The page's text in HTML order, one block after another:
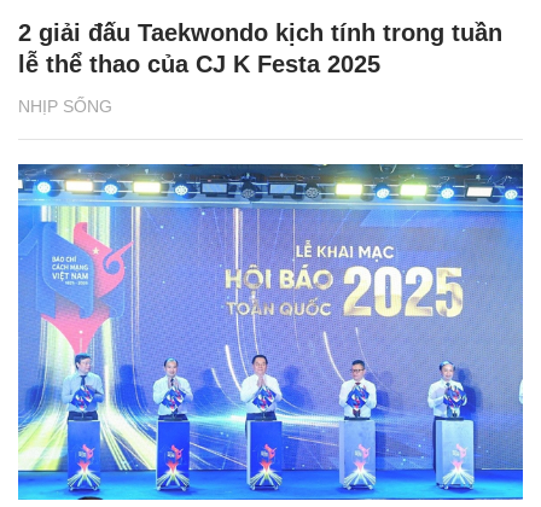
NHỊP SỐNG
2 giải đấu Taekwondo kịch tính trong tuần
lễ thể thao của CJ K Festa 2025